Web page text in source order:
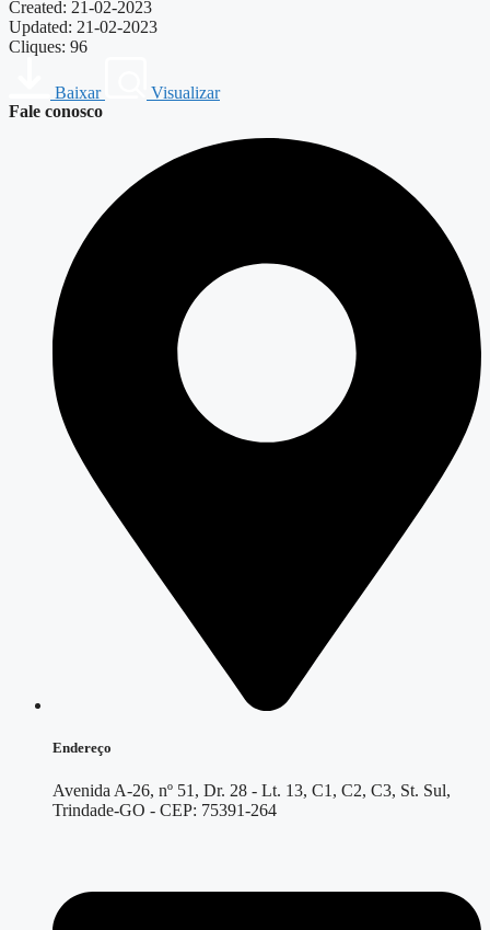
Created: 21-02-2023
Updated: 21-02-2023
Cliques: 96
Baixar
Visualizar
Fale conosco
Endereço
Avenida A-26, nº 51, Dr. 28 - Lt. 13, C1, C2, C3, St. Sul,
Trindade-GO - CEP: 75391-264